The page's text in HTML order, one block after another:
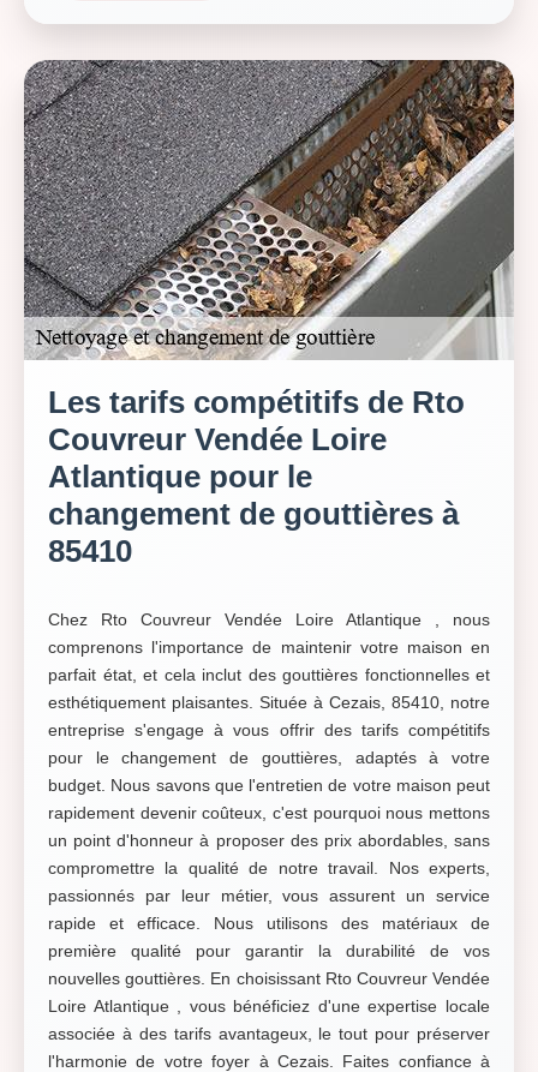
Les tarifs compétitifs de Rto
Couvreur Vendée Loire
Atlantique pour le
changement de gouttières à
85410
Chez Rto Couvreur Vendée Loire Atlantique , nous
comprenons l'importance de maintenir votre maison en
parfait état, et cela inclut des gouttières fonctionnelles et
esthétiquement plaisantes. Située à Cezais, 85410, notre
entreprise s'engage à vous offrir des tarifs compétitifs
pour le changement de gouttières, adaptés à votre
budget. Nous savons que l'entretien de votre maison peut
rapidement devenir coûteux, c'est pourquoi nous mettons
un point d'honneur à proposer des prix abordables, sans
compromettre la qualité de notre travail. Nos experts,
passionnés par leur métier, vous assurent un service
rapide et efficace. Nous utilisons des matériaux de
première qualité pour garantir la durabilité de vos
nouvelles gouttières. En choisissant Rto Couvreur Vendée
Loire Atlantique , vous bénéficiez d'une expertise locale
associée à des tarifs avantageux, le tout pour préserver
l'harmonie de votre foyer à Cezais. Faites confiance à